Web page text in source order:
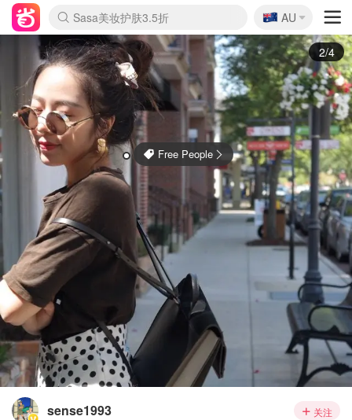
lululemon折扣上新
Sasa美妆护肤3.5折
SSENSE年中2.5折
FreshBeauty好价汇总
Cettire降价+叠9折
WWS Coles超市实拍
viagogo二手票捡漏
Myer超级周末
The Outnet奢牌1折起
David Jones 3折起
Flannels大牌1折
Perfumes Club护肤1折
AMIRO面罩$251
Amazon折扣汇总
eToro入金$200送$50
Amazon数码好物
ICONIC本周7.5折
ThedoubleF高奢地板价
Moose Knuckles 6折
丝芙兰5折起
EUFY摄像头$98
Selenichast首饰2折
Trip机票酒店促销
YSL送5件彩妆礼
Amazon家居好物
Amazon美妆护肤
雅漾大喷$8
过敏原检测盒$33
伊索独家赠50ml沐浴露
科颜氏高保湿面霜$29
SEALIFE海洋馆门票6折
丝塔芙大白罐$16
订阅Newsletter送香薰
Cult Beauty 6.8折
Harrods圣诞日历$525
LN-CC奢牌私促3折
d'Alba空姐喷雾$16
EVE LOM套装£56
Bernardelli独家4折
Adore Beauty 6折起
CT圣诞日历
Mytheresa奢品2.7折
Luxury Escapes 9折
Currentbody美容仪$881
MOON Garden Live
Roborock扫地机$649
Tingo Life水杯$24
Valentino官网5折
CR洗护套装$23
修丽可4件套$159
Myer彩妆2件7折
GANNI官网4.5折
Stylevana韩妆4折
Tessabit高奢8.5折
OGX洗发水$11
Amazon阿德莱德次日达
卡诗8.5折+赠礼
Philips Hue灯具8折
🇦🇺
AU
3/4
sense1993 关注